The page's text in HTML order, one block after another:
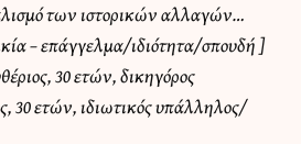
των ιστορικών αλλαγών…
– επάγγελμα/ιδιότητα/σπουδή ]
30 ετών, δικηγόρος
30 ετών, ιδιωτικός υπάλληλος/